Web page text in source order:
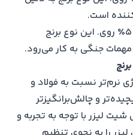
است.
ترکیب ۹۵٪ مس و ۵٪ روی. این نوع برنج
جنگی به کار می‌رود.
نرم‌تر نسبت به فولاد و
و چالش‌برانگیزتر
لیزر با توجه به تجربه و